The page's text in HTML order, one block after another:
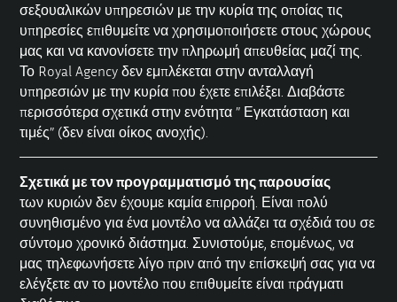
σεξουαλικών υπηρεσιών με την κυρία της οποίας τις
υπηρεσίες επιθυμείτε να χρησιμοποιήσετε στους χώρους
μας και να κανονίσετε την πληρωμή απευθείας μαζί της.
Το Royal Agency δεν εμπλέκεται στην ανταλλαγή
υπηρεσιών με την κυρία που έχετε επιλέξει. Διαβάστε
περισσότερα σχετικά στην ενότητα ” Εγκατάσταση και
τιμές” (δεν είναι οίκος ανοχής).
Σχετικά με τον προγραμματισμό της παρουσίας
των κυριών δεν έχουμε καμία επιρροή. Είναι πολύ
συνηθισμένο για ένα μοντέλο να αλλάζει τα σχέδιά του σε
σύντομο χρονικό διάστημα. Συνιστούμε, επομένως, να
μας τηλεφωνήσετε λίγο πριν από την επίσκεψή σας για να
ελέγξετε αν το μοντέλο που επιθυμείτε είναι πράγματι